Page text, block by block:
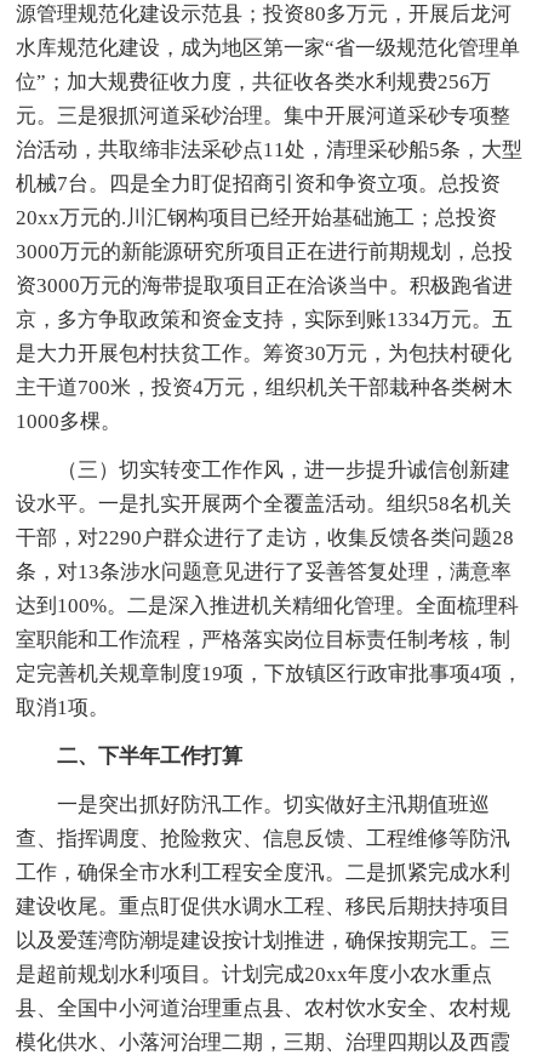
源管理规范化建设示范县；投资80多万元，开展后龙河
水库规范化建设，成为地区第一家“省一级规范化管理单
位”；加大规费征收力度，共征收各类水利规费256万
元。三是狠抓河道采砂治理。集中开展河道采砂专项整
治活动，共取缔非法采砂点11处，清理采砂船5条，大型
机械7台。四是全力盯促招商引资和争资立项。总投资
20xx万元的.川汇钢构项目已经开始基础施工；总投资
3000万元的新能源研究所项目正在进行前期规划，总投
资3000万元的海带提取项目正在洽谈当中。积极跑省进
京，多方争取政策和资金支持，实际到账1334万元。五
是大力开展包村扶贫工作。筹资30万元，为包扶村硬化
主干道700米，投资4万元，组织机关干部栽种各类树木
1000多棵。
（三）切实转变工作作风，进一步提升诚信创新建
设水平。一是扎实开展两个全覆盖活动。组织58名机关
干部，对2290户群众进行了走访，收集反馈各类问题28
条，对13条涉水问题意见进行了妥善答复处理，满意率
达到100%。二是深入推进机关精细化管理。全面梳理科
室职能和工作流程，严格落实岗位目标责任制考核，制
定完善机关规章制度19项，下放镇区行政审批事项4项，
取消1项。
二、下半年工作打算
一是突出抓好防汛工作。切实做好主汛期值班巡
查、指挥调度、抢险救灾、信息反馈、工程维修等防汛
工作，确保全市水利工程安全度汛。二是抓紧完成水利
建设收尾。重点盯促供水调水工程、移民后期扶持项目
以及爱莲湾防潮堤建设按计划推进，确保按期完工。三
是超前规划水利项目。计划完成20xx年度小农水重点
县、全国中小河道治理重点县、农村饮水安全、农村规
模化供水、小落河治理二期，三期、治理四期以及西霞